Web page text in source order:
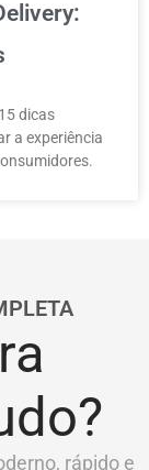
dicas
a experiência
rápido e